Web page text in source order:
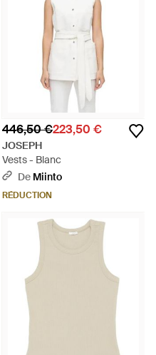
446,50 €223,50 €
JOSEPH
Vests - Blanc
De Miinto
RÉDUCTION